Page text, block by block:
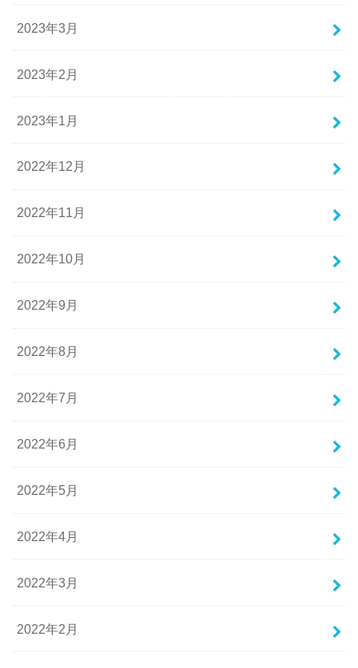
2023年3月
2023年2月
2023年1月
2022年12月
2022年11月
2022年10月
2022年9月
2022年8月
2022年7月
2022年6月
2022年5月
2022年4月
2022年3月
2022年2月